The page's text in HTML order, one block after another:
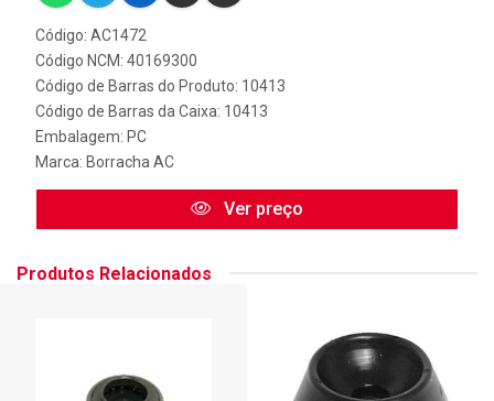
Código: AC1472
Código NCM: 40169300
Código de Barras do Produto: 10413
Código de Barras da Caixa: 10413
Embalagem: PC
Marca: Borracha AC
Ver preço
Produtos Relacionados